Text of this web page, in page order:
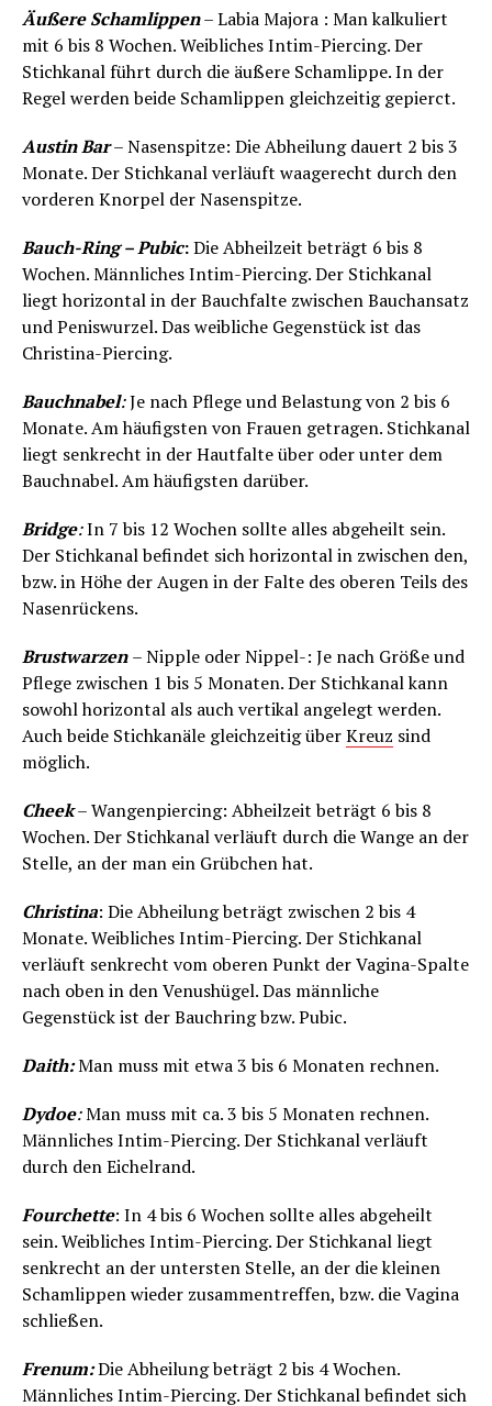
Äußere Schamlippen– Labia Majora : Man kalkuliert
mit 6 bis 8 Wochen. Weibliches Intim-Piercing. Der
Stichkanal führt durch die äußere Schamlippe. In der
Regel werden beide Schamlippen gleichzeitig gepierct.
Austin Bar– Nasenspitze: Die Abheilung dauert 2 bis 3
Monate. Der Stichkanal verläuft waagerecht durch den
vorderen Knorpel der Nasenspitze.
Bauch-Ring – Pubic:Die Abheilzeit beträgt 6 bis 8
Wochen. Männliches Intim-Piercing. Der Stichkanal
liegt horizontal in der Bauchfalte zwischen Bauchansatz
und Peniswurzel. Das weibliche Gegenstück ist das
Christina-Piercing.
Bauchnabel:Je nach Pflege und Belastung von 2 bis 6
Monate. Am häufigsten von Frauen getragen. Stichkanal
liegt senkrecht in der Hautfalte über oder unter dem
Bauchnabel. Am häufigsten darüber.
Bridge:In 7 bis 12 Wochen sollte alles abgeheilt sein.
Der Stichkanal befindet sich horizontal in zwischen den,
bzw. in Höhe der Augen in der Falte des oberen Teils des
Nasenrückens.
Brustwarzen – Nipple oder Nippel-: Je nach Größe und
Pflege zwischen 1 bis 5 Monaten. Der Stichkanal kann
sowohl horizontal als auch vertikal angelegt werden.
Auch beide Stichkanäle gleichzeitig überKreuz sind
möglich.
Cheek– Wangenpiercing: Abheilzeit beträgt 6 bis 8
Wochen. Der Stichkanal verläuft durch die Wange an der
Stelle, an der man ein Grübchen hat.
Christina: Die Abheilung beträgt zwischen 2 bis 4
Monate. Weibliches Intim-Piercing. Der Stichkanal
verläuft senkrecht vom oberen Punkt der Vagina-Spalte
nach oben in den Venushügel. Das männliche
Gegenstück ist der Bauchring bzw. Pubic.
Daith:Man muss mit etwa 3 bis 6 Monaten rechnen.
Dydoe:Man muss mit ca. 3 bis 5 Monaten rechnen.
Männliches Intim-Piercing. Der Stichkanal verläuft
durch den Eichelrand.
Fourchette: In 4 bis 6 Wochen sollte alles abgeheilt
sein. Weibliches Intim-Piercing. Der Stichkanal liegt
senkrecht an der untersten Stelle, an der die kleinen
Schamlippen wieder zusammentreffen, bzw. die Vagina
schließen.
Frenum:Die Abheilung beträgt 2 bis 4 Wochen.
Männliches Intim-Piercing. Der Stichkanal befindet sich